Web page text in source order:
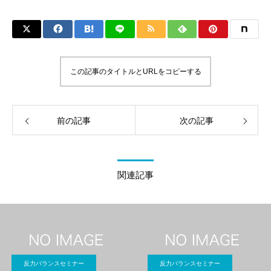
この記事のタイトルとURLをコピーする
前の記事 次の記事
関連記事
反力バランスセミナー 反力バランスセミナー